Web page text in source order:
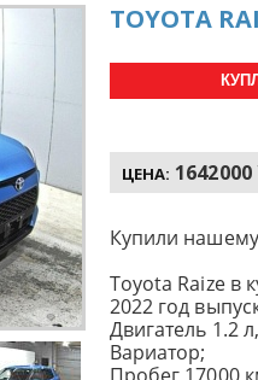
TOYOTA
ЦЕНА: 1642000
Купили нашему
Toyota Raize в
2022 год
Двигатель 1.2
Вариатор;